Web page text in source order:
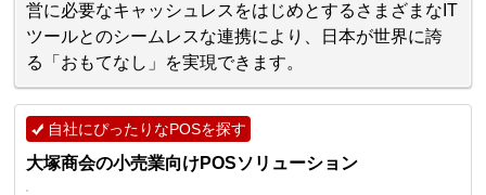
営に必要なキャッシュレスをはじめとするさまざまなIT
ツールとのシームレスな連携により、日本が世界に誇
る「おもてなし」を実現できます。
自社にぴったりなPOSを探す
大塚商会の小売業向けPOSソリューション